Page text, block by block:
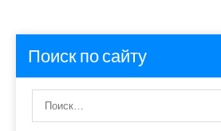
Поиск по сайту